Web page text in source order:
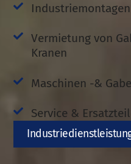
Industriemontagen
Vermietung von
Kranen
Maschinen -&
Service &